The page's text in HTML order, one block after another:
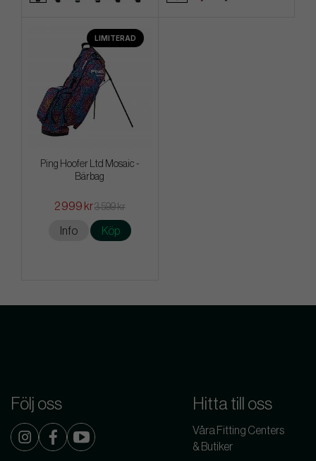
LIMITERAD
Ping Hoofer Ltd Mosaic -
Bärbag
2 999 kr3 599 kr
Info Köp
Följ oss Hitta till oss
Våra Fitting Centers
& Butiker